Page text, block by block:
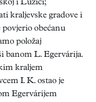
i Lužici;
kraljevske gradove i
obećanu
položaj
banom L. Egervárija.
kraljem
I. K. ostao je
Egervárijem